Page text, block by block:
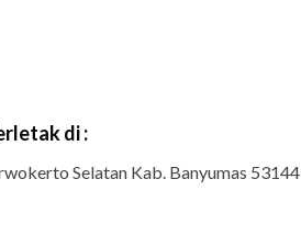
di :
Selatan Kab. Banyumas 53144